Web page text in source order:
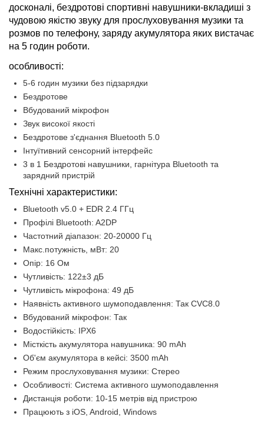
досконалі, бездротові спортивні навушники-вкладиші з
чудовою якістю звуку для прослуховування музики та
розмов по телефону, заряду акумулятора яких вистачає
на 5 годин роботи.
особливості:
5-6 годин музики без підзарядки
Бездротове
Вбудований мікрофон
Звук високої якості
Бездротове з'єднання Bluetooth 5.0
Інтуїтивний сенсорний інтерфейс
3 в 1 Бездротові навушники, гарнітура Bluetooth та
зарядний пристрій
Технічні характеристики:
Bluetooth v5.0 + EDR 2.4 ГГц
Профілі Bluetooth: A2DP
Частотний діапазон: 20-20000 Гц
Макс.потужність, мВт: 20
Опір: 16 Ом
Чутливість: 122±3 дБ
Чутливість мікрофона: 49 дБ
Наявність активного шумоподавлення: Так CVC8.0
Вбудований мікрофон: Так
Водостійкість: IPX6
Місткість акумулятора навушника: 90 mAh
Об'єм акумулятора в кейсі: 3500 mAh
Режим прослуховування музики: Стерео
Особливості: Система активного шумоподавлення
Дистанція роботи: 10-15 метрів від пристрою
Працюють з iOS, Android, Windows